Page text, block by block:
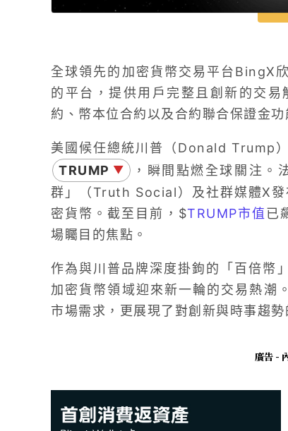
全球領先的加密貨幣交易平台BingX
的平台，提供用戶完整且創新的交
約、幣本位合約以及合約聯合保證金功
美國候任總統川普（Donald Trump
TRUMP ▼
，瞬間點燃全球關注。
群」（Truth Social）及社群媒體X發
密貨幣。截至目前，$TRUMP市值已
場矚目的焦點。
作為與川普品牌深度掛鉤的「百倍幣
加密貨幣領域迎來新一輪的交易熱潮
市場需求，更展現了對創新與時事趨勢
廣告 -